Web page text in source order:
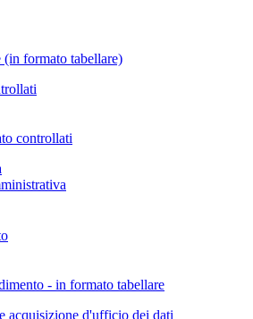
(in formato tabellare)
controllati
- in formato tabellare
acquisizione d'ufficio dei dati